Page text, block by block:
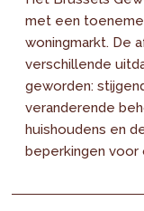
met een
woningmarkt. De
verschillende
geworden:
veranderende
huishoudens en
beperkingen voor